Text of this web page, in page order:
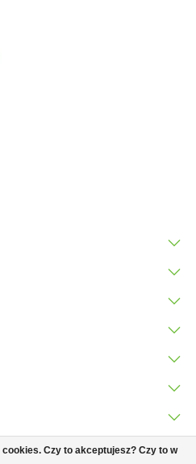
Czy to akceptujesz? Czy to w